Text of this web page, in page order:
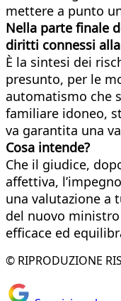
mettere a punto
Nella parte finale
diritti connessi alla
È la sintesi dei
presunto, per le
automatismo che
familiare idoneo,
va garantita una
Cosa intende?
Che il giudice,
affettiva,
una valutazione a
del nuovo
efficace ed
© RIPRODUZIONE